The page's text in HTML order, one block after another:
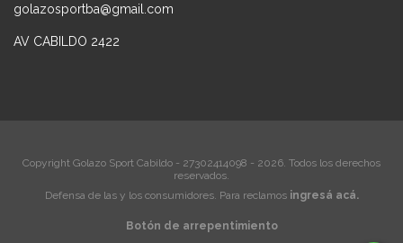
golazosportba@gmail.com
AV CABILDO 2422
Copyright Golazo Sport Cabildo - 27302414098 - 2026. Todos los derechos
reservados.
Defensa de las y los consumidores. Para reclamos ingresá acá.
Botón de arrepentimiento